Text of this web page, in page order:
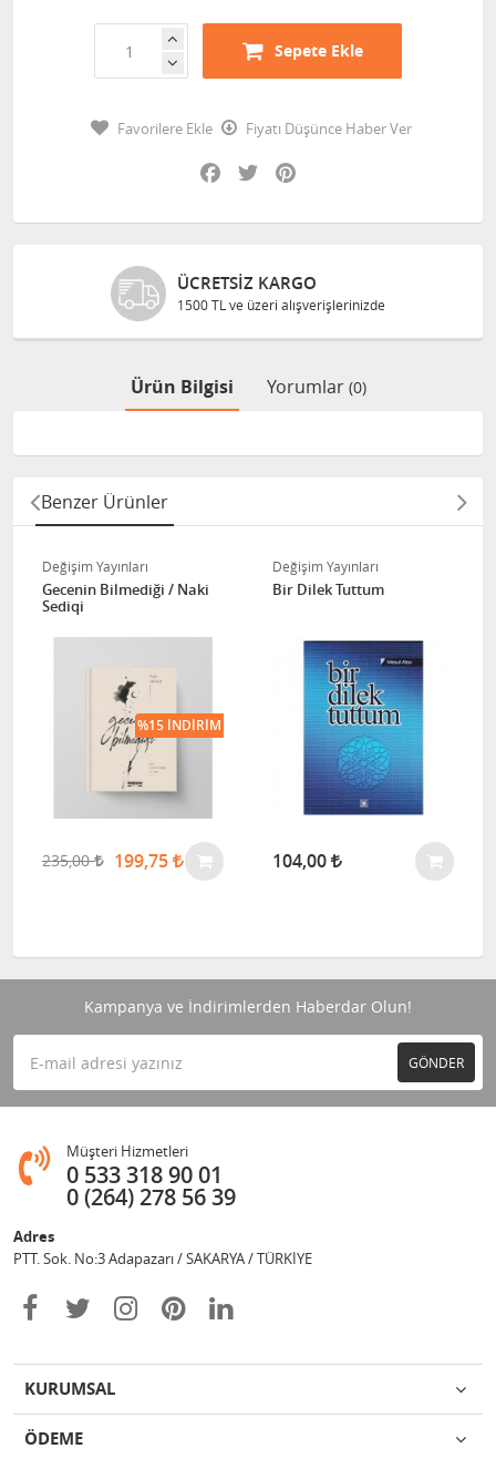
Sepete Ekle
Favorilere Ekle
Fiyatı Düşünce Haber Ver
Facebook
Twitter
ÜCRETSIZ KARGO
1500 TL ve üzeri alışverişlerinizde
Ürün Bilgisi Yorumlar (0)
Benzer Ürünler
Değişim Yayınları
Gecenin Bilmediği / Naki
Sediqi
235,00 199,75
%15 İNDIRIM
Değişim Yayınları
Bir Dilek Tuttum
104,00
Kampanya ve İndirimlerden Haberdar Olun!
GÖNDER
Müşteri Hizmetleri
0 533 318 90 01
0 (264) 278 56 39
Adres
PTT. Sok. No:3 Adapazarı / SAKARYA / TÜRKİYE
KURUMSAL
ÖDEME